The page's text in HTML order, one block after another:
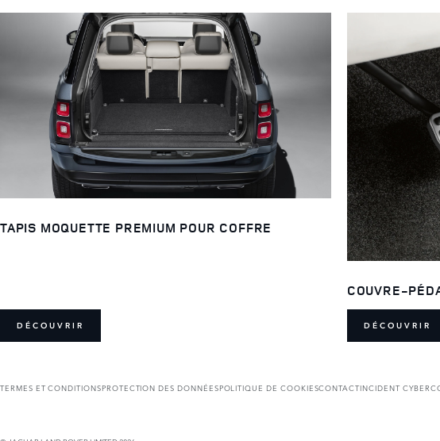
TAPIS MOQUETTE PREMIUM POUR COFFRE
DÉCOUVRIR
COUVRE-
DÉCOUVRIR
TERMES ET CONDITIONSPROTECTION DES DONNÉESPOLITIQUE DE COOKIESCONTACTINCIDENT CYBER